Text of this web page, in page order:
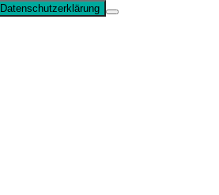
Datenschutzerklärung